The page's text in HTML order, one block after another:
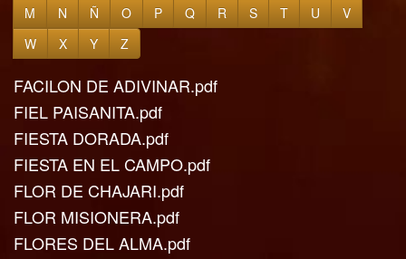
M
N Ñ O P Q R S T U
V
W
X Y Z
FACILON DE ADIVINAR.pdf
FIEL PAISANITA.pdf
FIESTA DORADA.pdf
FIESTA EN EL CAMPO.pdf
FLOR DE CHAJARI.pdf
FLOR MISIONERA.pdf
FLORES DEL ALMA.pdf